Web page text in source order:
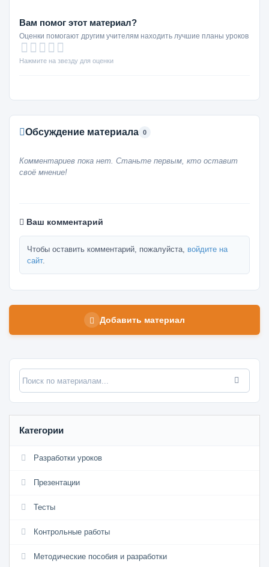
Вам помог этот материал?
Оценки помогают другим учителям находить лучшие планы уроков
Нажмите на звезду для оценки
Обсуждение материала 0
Комментариев пока нет. Станьте первым, кто оставит
своё мнение!
Ваш комментарий
Чтобы оставить комментарий, пожалуйста, войдите на
сайт.
Добавить материал
Категории
Разработки уроков
Презентации
Тесты
Контрольные работы
Методические пособия и разработки